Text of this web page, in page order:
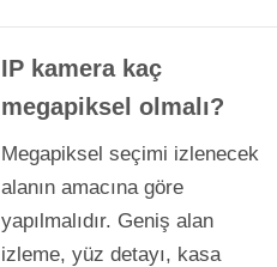
IP kamera kaç
megapiksel olmalı?
Megapiksel seçimi izlenecek
alanın amacına göre
yapılmalıdır. Geniş alan
izleme, yüz detayı, kasa